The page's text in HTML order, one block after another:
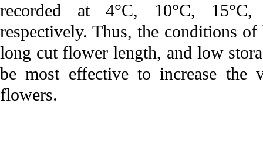
recorded at 4°C, 10°C,
respectively. Thus, the conditions
long cut flower length, and low
be most effective to increase
flowers.